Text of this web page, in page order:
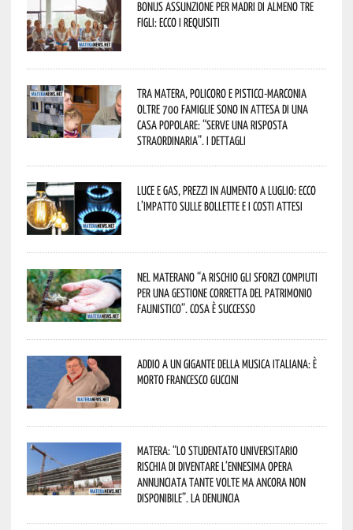
Bonus assunzione per madri di almeno tre
figli: ecco i requisiti
Tra Matera, Policoro e Pisticci-Marconia
oltre 700 famiglie sono in attesa di una
casa popolare: “serve una risposta
straordinaria”. I dettagli
Luce e gas, prezzi in aumento a luglio: ecco
l’impatto sulle bollette e i costi attesi
Nel materano “a rischio gli sforzi compiuti
per una gestione corretta del patrimonio
faunistico”. Cosa è successo
Addio a un gigante della musica italiana: è
morto Francesco Guccini
Matera: “Lo studentato universitario
rischia di diventare l’ennesima opera
annunciata tante volte ma ancora non
disponibile”. La denuncia